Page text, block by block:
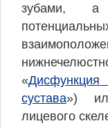
зубами,
«
сустава»)
лицевого